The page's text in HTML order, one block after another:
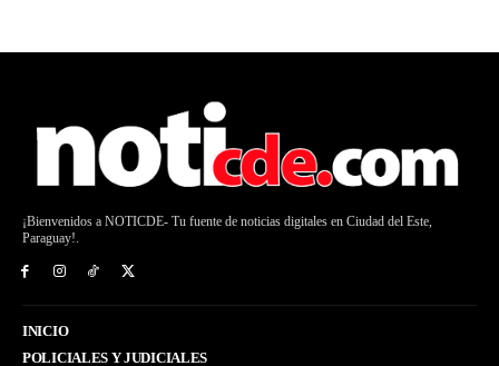
¡Bienvenidos a NOTICDE- Tu fuente de noticias digitales en Ciudad del Este,
Paraguay!.
INICIO
POLICIALES Y JUDICIALES